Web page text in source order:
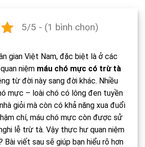
5/5 - (1 bình chọn)
gian Việt Nam, đặc biệt là ở các
niệm máu chó mực có trừ tà
từ đời này sang đời khác. Nhiều
mực – loài chó có lông đen tuyền
giỏi mà còn có khả năng xua đuổi
chí, máu chó mực còn được sử
lễ trừ tà. Vậy thực hư quan niệm
Bài viết sau sẽ giúp bạn hiểu rõ hơn